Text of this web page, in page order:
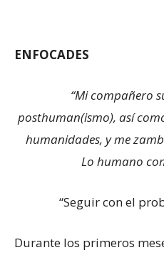
ENFOCADES
“Mi compañero
posthuman(ismo), así
humanidades, y me
Lo humano
“Seguir con el
Durante los primeros